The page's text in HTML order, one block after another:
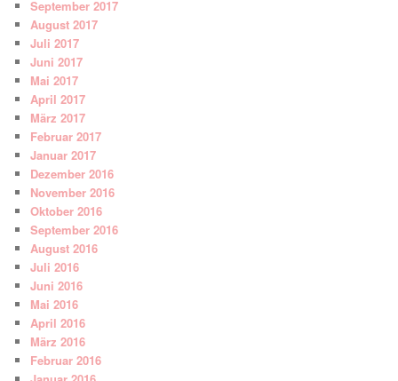
September 2017
August 2017
Juli 2017
Juni 2017
Mai 2017
April 2017
März 2017
Februar 2017
Januar 2017
Dezember 2016
November 2016
Oktober 2016
September 2016
August 2016
Juli 2016
Juni 2016
Mai 2016
April 2016
März 2016
Februar 2016